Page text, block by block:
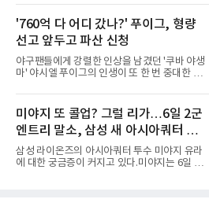
리그의 최종 순위와 포스트시즌 진출 팀이 판가
름 나는 가장 잔인하고도 중
독은 단순히 더위를 이야기하지 않았다. 우천,
폭염, 부상 등 변수가 늘어나는 현실에서 현재
팀당 144경기 체제가 과연 지속 가능한지 질문
을 던졌다.물론 144경기가 세계적으로 특별히
많은 숫자는 아니다. 메이저리그는 팀당 162경
기, 일본프로야구도 143~144경기를 치른다. 숫
자만 놓고 보면 KBO가 유난히 혹사 구조라고 말
비교하기 어려울 정도로 폭염이 길어지고 강해
지고 있다. 여기에 장마, 이
'760억 다 어디 갔나?' 푸이그, 형량
선고 앞두고 파산 신청
야구팬들에게 강렬한 인상을 남겼던 '쿠바 야생
마' 야시엘 푸이그의 인생이 또 한 번 중대한 갈
거액을 벌었던 푸이그가 연방 사건 선고를 앞두
고 파산보호를 신청했다.푸이그는 최근 미국 플
로리다 파산 법원에 챕터11 파산보호 신청을 냈
다. 챕터11은 기업이나 개인이 채권자들과 협의
를 통해 재정 구조를 재편할 수 있도록 돕는 제도
다.미 매체들에 따르면 푸이그의 자산 규모는
1000만~5000만 달러(약 146억~730억 원), 부
미야지 또 콜업? 그럴 리가…6일 2군
엔트리 말소, 삼성 새 아시아쿼터 찾았
나
삼성 라이온즈의 아시아쿼터 투수 미야지 유라
에 대한 궁금증이 커지고 있다.미야지는 6일 퓨